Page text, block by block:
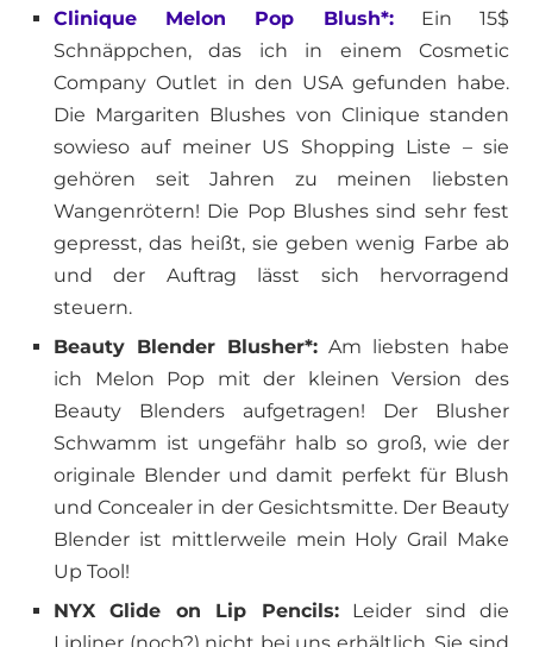
Clinique Melon Pop Blush*:Ein 15$
Schnäppchen, das ich in einem Cosmetic
Company Outlet in den USA gefunden habe.
Die Margariten Blushes von Clinique standen
sowieso auf meiner US Shopping Liste – sie
gehören seit Jahren zu meinen liebsten
Wangenrötern! Die Pop Blushes sind sehr fest
gepresst, das heißt, sie geben wenig Farbe ab
und der Auftrag lässt sich hervorragend
steuern.
Beauty Blender Blusher*: Am liebsten habe
ich Melon Pop mit der kleinen Version des
Beauty Blenders aufgetragen! Der Blusher
Schwamm ist ungefähr halb so groß, wie der
originale Blender und damit perfekt für Blush
und Concealer in der Gesichtsmitte. Der Beauty
Blender ist mittlerweile mein Holy Grail Make
Up Tool!
NYX Glide on Lip Pencils:Leider sind die